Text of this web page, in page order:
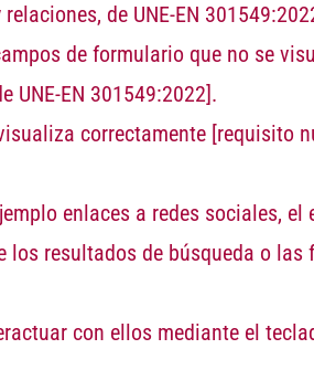
de UNE-EN
de formulario que no se
UNE-EN 301549:2022].
correctamente[requisito
enlaces a redes sociales,
resultados de búsqueda o las
con ellos mediante el